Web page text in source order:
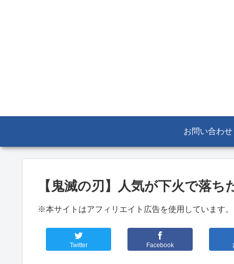
お問い合わせ
【鬼滅の刃】人気が下火で落
※本サイトはアフィリエイト広告を使用しています。
Twitter Facebook